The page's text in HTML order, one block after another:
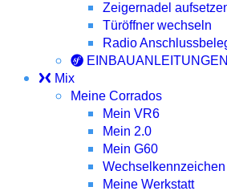
Zeigernadel
Türöffner wechseln
Radio
EINBAUANLEITUNGEN
Mix
Meine Corrados
Mein VR6
Mein 2.0
Mein G60
Wechselkennzeichen
Meine Werkstatt